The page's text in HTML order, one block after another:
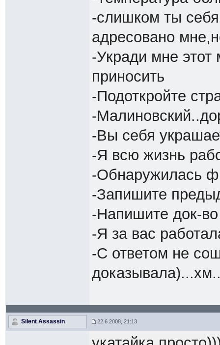
-слишком ты
адресовано
-Укради мне этот
приносить
-Подоткройте
-
-Вы себя
-Я всю жизнь
-Обнаружилась
-Запишите
-Напишите док-
-Я за вас
-С ответом не
Silent Assassin 22.6.2008, 21:13